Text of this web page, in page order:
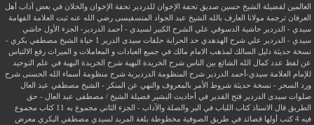
العالمين لفضيلة الشيخ حسين صديق
تحفة الإخوان للدردير تحفة الإخوان والخلان في بعض آداب أهل
العرفان ترجمة مولانا العارف بالله الشيخ عبد الجواد المنسفيسى رضي الله عنه ثبت العلامة الفهامة
سيدي - الدردير
حاشية الدسوقي علي الشرح الكبير لسيدي - أحمد الدردير- الجزء الأول حاشي
سيدي - الدردير علي شرح الهدهدي حد الحرابة حلقات سيدى الدرير 1
حياة الشيخ مصطفي بكري -
نسخة حديثة دليل السالك لمذهب الامام مالك في جميع العبادات و المعاملات و الميراث رفع الالتباس
عن لفظ عدد كمال الله الشائع بين الناس شرح الخريدة البهية شرح الخريدة البهية في علم التوحيد
للإمام العلامة سيدي-أحمد الدردير شرح المنظومة الدرديرية شرح منظومة أسماء الله الحسنى شرح
ورد السحر - نسخة حديثة شروط الأمر بالمعروف والنهي عن المنكر - الشيخ مصطفي عبد العال
صلوات سيدى الدردير فتح القدير في أحاديث البشير فضيلة الشيخ / مصطفى عبد العال - حق
الطريق
قال الاستاذ كتاب اللباب في البر والصلة والآداب - الجزء الثاني مجموع به 11 كتاب
مجموع
فيه 4 كتب أولها قصائد في طريق الصوفية
مخطوطة بلغة المريد لسيدي مصطفي البكري معرض